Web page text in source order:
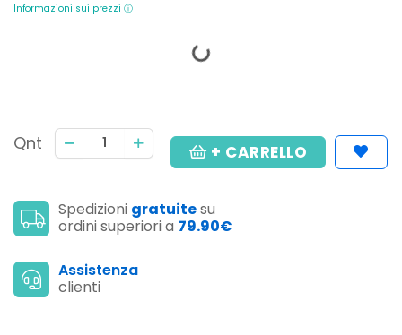
Informazioni sui prezzi ⓘ
Qnt + CARRELLO
Spedizioni gratuitesu
ordini superiori a 79.90€
Assistenza
clienti